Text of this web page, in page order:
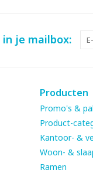
je mailbox:
Producten
Promo's &
Product-
Kantoor- &
Woon- &
Ramen